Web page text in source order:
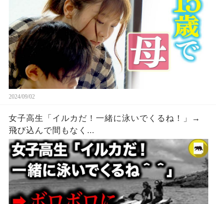
2024/09/02
女子高生「イルカだ！一緒に泳いでくるね！」→
飛び込んで間もなく...